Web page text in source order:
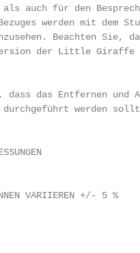
als auch für den
werden mit dem
Beachten Sie,
der Little Giraffe
das Entfernen und
durchgeführt werden
KÖNNEN VARIIEREN +/-